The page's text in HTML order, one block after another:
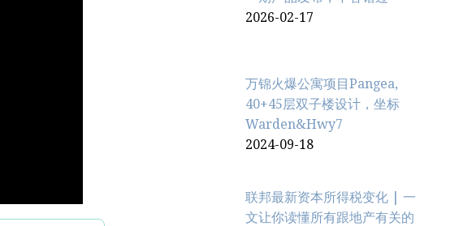
2026-02-17
万锦火爆公寓项目Pangea,
40+45层双子楼设计，坐标
Warden&Hwy7
2024-09-18
联邦最新资本所得税变化 | 一
文让你读懂所有跟地产有关的